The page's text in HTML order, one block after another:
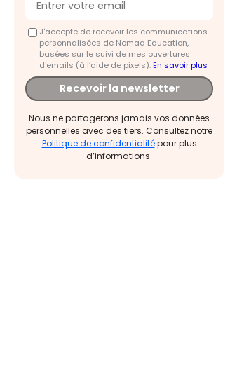
J'accepte de recevoir les communications
personnalisées de Nomad Education,
basées sur le suivi de mes ouvertures
d'emails (à l’aide de pixels).En savoir plus
Recevoir la newsletter
Nous ne partagerons jamais vos données
personnelles avec des tiers. Consultez notre
Politique de confidentialitépour plus
d’informations.